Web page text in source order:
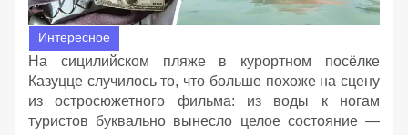
Интересное
На сицилийском пляже в курортном посёлке
Казуцце случилось то, что больше похоже на сцену
из остросюжетного фильма: из воды к ногам
туристов буквально вынесло целое состояние —